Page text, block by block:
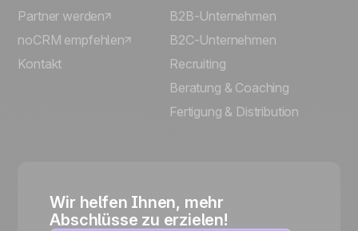
Partner werden
noCRM empfehlen
Kontakt
B2B-Unternehmen
B2C-Unternehmen
Recruiting
Beratung & Coaching
Fertigung & Distribution
Wir helfen Ihnen, mehr
Abschlüsse zu erzielen!